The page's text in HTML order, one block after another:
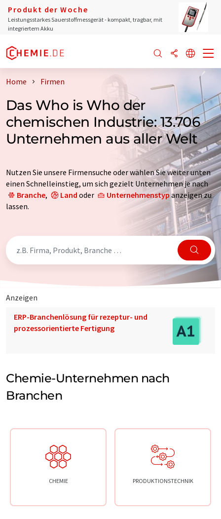
Produkt der Woche
Leistungsstarkes Sauerstoffmessgerät - kompakt, tragbar, mit
integriertem Akku
Home Firmen
Das Who is Who der
chemischen Industrie: 13.706
Unternehmen aus aller Welt
Nutzen Sie unsere Firmensuche oder wählen Sie weiter unten
einen Schnelleinstieg, um sich gezielt Unternehmen je nach
Branche, Land oder Unternehmenstypanzeigen zu
lassen.
Anzeigen
ERP-Branchenlösung für rezeptur- und
prozessorientierte Fertigung
Chemie-Unternehmen nach
Branchen
CHEMIE PRODUKTIONSTECHNIK